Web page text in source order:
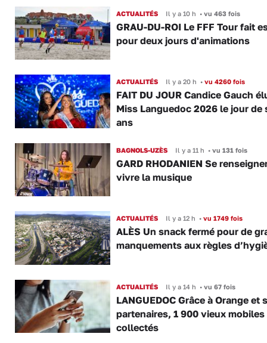
ACTUALITÉS Il y a 10 h •vu 463 fois
GRAU-DU-ROI Le FFF Tour fait
pour deux jours d'animations
ACTUALITÉS Il y a 20 h •vu 4260 fois
FAIT DU JOUR Candice Gauch
Miss Languedoc 2026 le jour de
ans
BAGNOLS-UZÈS Il y a 11 h •vu 131 fois
GARD RHODANIEN Se
vivre la musique
ACTUALITÉS Il y a 12 h •vu 1749 fois
ALÈS Un snack fermé pour de
manquements aux règles
ACTUALITÉS Il y a 14 h •vu 67 fois
LANGUEDOC Grâce à Orange et
partenaires, 1 900 vieux mobiles
collectés